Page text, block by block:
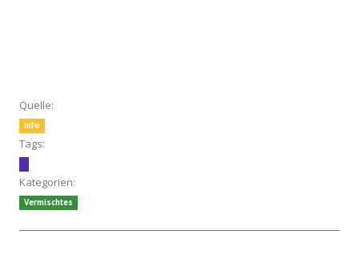
Quelle:
Info
Tags:
Kategorien:
Vermischtes